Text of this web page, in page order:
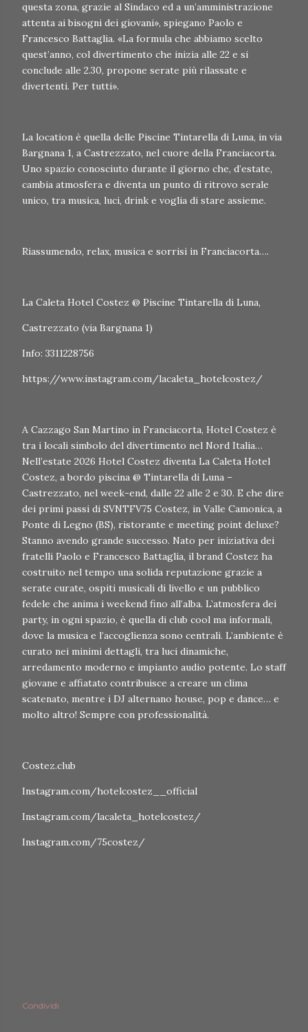
questa zona, grazie al Sindaco ed a un’amministrazione
attenta ai bisogni dei giovani», spiegano Paolo e
Francesco Battaglia. «La formula che abbiamo scelto
quest’anno, col divertimento che inizia alle 22 e si
conclude alle 2.30, propone serate più rilassate e
divertenti. Per tutti».
La location è quella delle Piscine Tintarella di Luna, in via
Bargnana 1, a Castrezzato, nel cuore della Franciacorta.
Uno spazio conosciuto durante il giorno che, d’estate,
cambia atmosfera e diventa un punto di ritrovo serale
unico, tra musica, luci, drink e voglia di stare assieme.
Riassumendo, relax, musica e sorrisi in Franciacorta….
La Caleta Hotel Costez @ Piscine Tintarella di Luna,
Castrezzato (via Bargnana 1)
Info: 3311228756
https://www.instagram.com/lacaleta_hotelcostez/
A Cazzago San Martino in Franciacorta, Hotel Costez è
tra i locali simbolo del divertimento nel Nord Italia…
Nell’estate 2026 Hotel Costez diventa La Caleta Hotel
Costez, a bordo piscina @ Tintarella di Luna –
Castrezzato, nel week-end, dalle 22 alle 2 e 30. E che dire
dei primi passi di SVNTFV75 Costez, in Valle Camonica, a
Ponte di Legno (BS), ristorante e meeting point deluxe?
Stanno avendo grande successo. Nato per iniziativa dei
fratelli Paolo e Francesco Battaglia, il brand Costez ha
costruito nel tempo una solida reputazione grazie a
serate curate, ospiti musicali di livello e un pubblico
fedele che anima i weekend fino all’alba. L’atmosfera dei
party, in ogni spazio, è quella di club cool ma informali,
dove la musica e l’accoglienza sono centrali. L’ambiente è
curato nei minimi dettagli, tra luci dinamiche,
arredamento moderno e impianto audio potente. Lo staff
giovane e affiatato contribuisce a creare un clima
scatenato, mentre i DJ alternano house, pop e dance… e
molto altro! Sempre con professionalità.
Costez.club
Instagram.com/hotelcostez__official
Instagram.com/lacaleta_hotelcostez/
Instagram.com/75costez/
Condividi